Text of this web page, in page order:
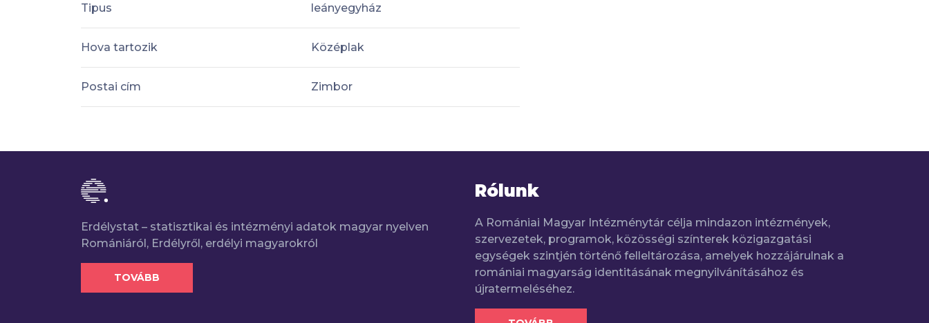
Tipus leányegyház
Hova tartozik Középlak
Postai cím Zimbor
Erdélystat – statisztikai és intézményi adatok magyar nyelven
Romániáról, Erdélyről, erdélyi magyarokról
TOVÁBB
Rólunk
A Romániai Magyar Intézménytár célja mindazon intézmények,
szervezetek, programok, közösségi színterek közigazgatási
egységek szintjén történő felleltározása, amelyek hozzájárulnak a
romániai magyarság identitásának megnyilvánításához és
újratermeléséhez.